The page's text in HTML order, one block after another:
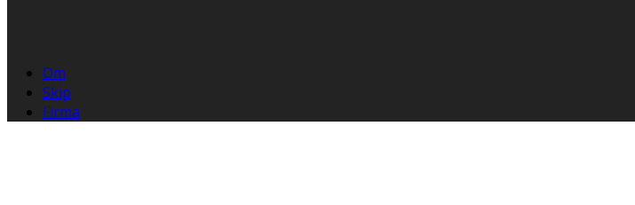
Om
Skip
Firma